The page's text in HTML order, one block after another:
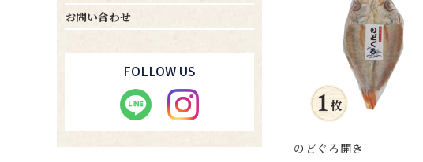
のどぐろ開き
お問い合わせ
FOLLOW US